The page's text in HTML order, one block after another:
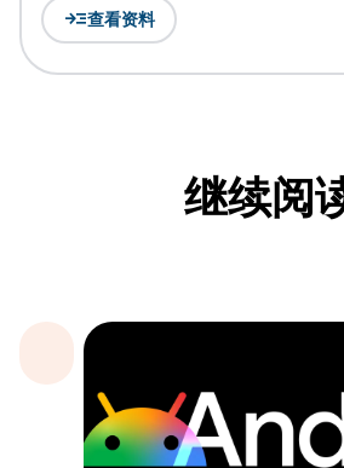
read_more查看资料
继续阅